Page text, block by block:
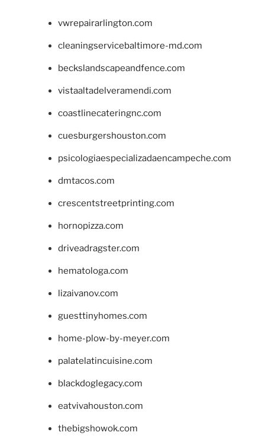
vwrepairarlington.com
cleaningservicebaltimore-md.com
beckslandscapeandfence.com
vistaaltadelveramendi.com
coastlinecateringnc.com
cuesburgershouston.com
psicologiaespecializadaencampeche.com
dmtacos.com
crescentstreetprinting.com
hornopizza.com
driveadragster.com
hematologa.com
lizaivanov.com
guesttinyhomes.com
home-plow-by-meyer.com
palatelatincuisine.com
blackdoglegacy.com
eatvivahouston.com
thebigshowok.com